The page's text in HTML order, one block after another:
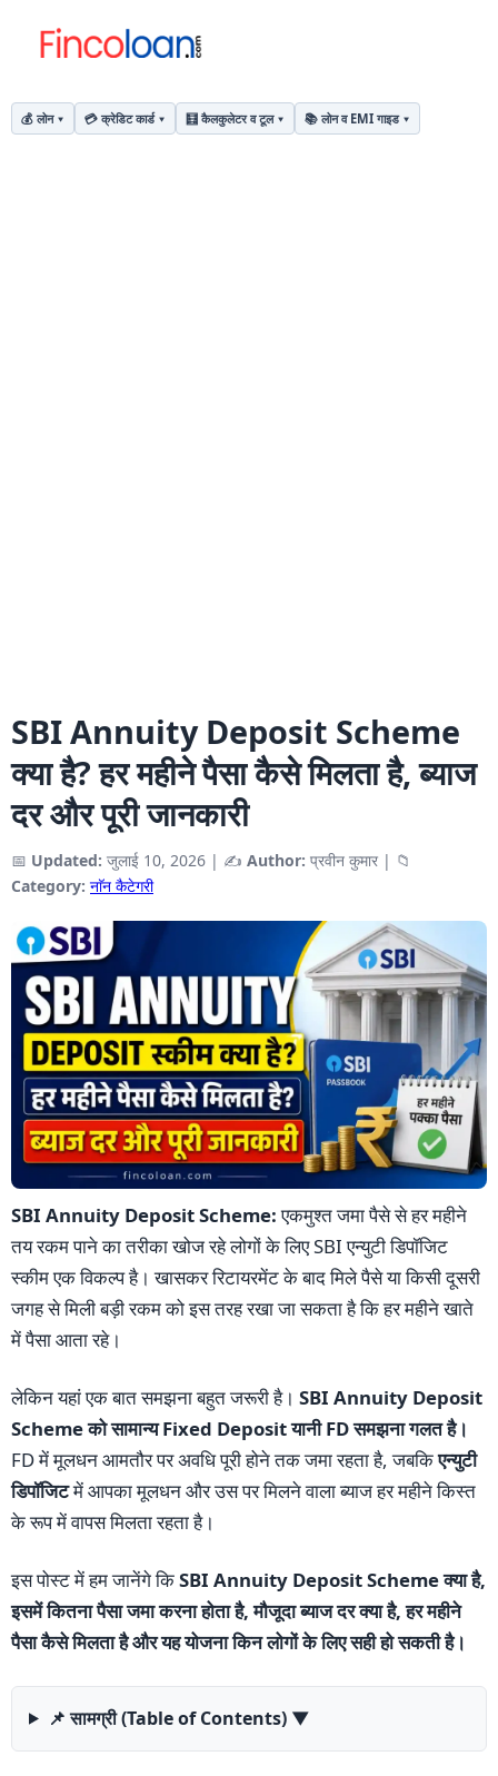
💰 लोन 💳 क्रेडिट कार्ड 🧮 कैलकुलेटर व टूल 📚 लोन व EMI गाइड
SBI Annuity Deposit Scheme
क्या है? हर महीने पैसा कैसे मिलता है, ब्याज
दर और पूरी जानकारी
📅 Updated: जुलाई 10, 2026 | ✍️ Author: प्रवीन कुमार | 📁
Category: नाॅन कैटेगरी
SBI Annuity Deposit Scheme:एकमुश्त जमा पैसे से हर महीने
तय रकम पाने का तरीका खोज रहे लोगों के लिए SBI एन्युटी डिपॉजिट
स्कीम एक विकल्प है। खासकर रिटायरमेंट के बाद मिले पैसे या किसी दूसरी
जगह से मिली बड़ी रकम को इस तरह रखा जा सकता है कि हर महीने खाते
में पैसा आता रहे।
लेकिन यहां एक बात समझना बहुत जरूरी है। SBI Annuity Deposit
Scheme को सामान्य Fixed Deposit यानी FD समझना गलत है।
FD में मूलधन आमतौर पर अवधि पूरी होने तक जमा रहता है, जबकिएन्युटी
डिपॉजिटमें आपका मूलधन और उस पर मिलने वाला ब्याज हर महीने किस्त
के रूप में वापस मिलता रहता है।
इस पोस्ट में हम जानेंगे किSBI Annuity Deposit Scheme क्या है,
इसमें कितना पैसा जमा करना होता है, मौजूदा ब्याज दर क्या है, हर महीने
पैसा कैसे मिलता है और यह योजना किन लोगों के लिए सही हो सकती है।
📌 सामग्री (Table of Contents) ▼